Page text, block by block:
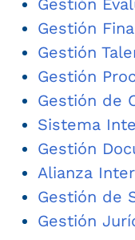
Gestión
Gestión
Gestión
Gestión de
Sistema
Gestión
Alianza
Gestión de
Gestión